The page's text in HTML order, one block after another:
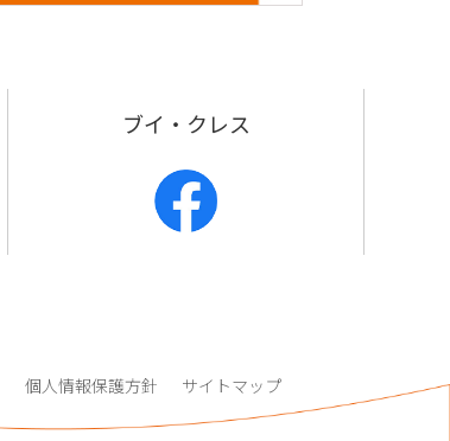
ブイ・クレス
個人情報保護方針 サイトマップ